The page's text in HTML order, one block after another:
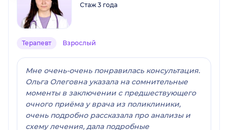
Стаж 3 года
Терапевт Взрослый
Мне очень-очень понравилась консультация.
Ольга Олеговна указала на сомнительные
моменты в заключении с предшествующего
очного приёма у врача из поликлиники,
очень подробно рассказала про анализы и
схему лечения, дала подробные